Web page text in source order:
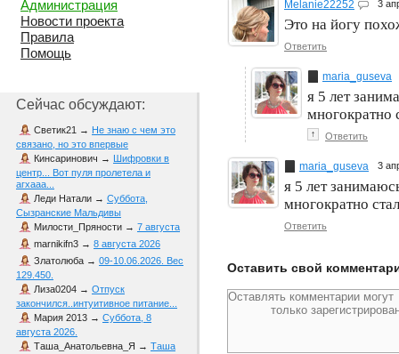
Melanie22252 3
Это на йогу
Ответить
maria_guseva
я 5 лет
многократно
↑ Ответить
maria_guseva 3
я 5 лет
многократно
Ответить
Оставить свой
Администрация
Новости проекта
Правила
Помощь
Сейчас обсуждают:
Светик21 → Не знаю с чем это
связано, но это впервые
Кинсаринович → Шифровки в
центр... Вот пуля пролетела и
агхааа...
Леди Натали → Суббота,
Сызранские Мальдивы
Милости_Пряности → 7 августа
marnikifn3 → 8 августа 2026
Златолюба → 09-10.06.2026. Вес
129.450.
Лиза0204 → Отпуск
закончился..интуитивное питание...
Мария 2013 → Суббота, 8
августа 2026.
Таша_Анатольевна_Я → Таша